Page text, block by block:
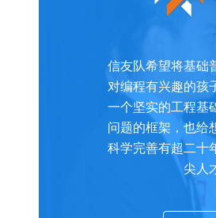
信友队希望将基础
对编程有兴趣的孩
一个坚实的工程基
问题的框架，也给
科学完善有超二十
尖人